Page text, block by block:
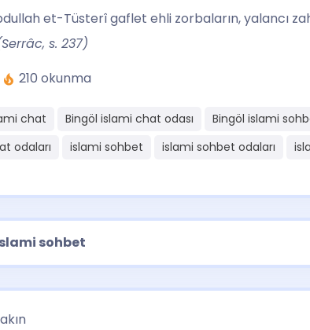
et-Tüsterî gaflet ehli zorbaların, yalancı
s. 237)
210 okunma
chat Bingöl islami chat odası Bingöl islami
odaları
islami sohbet islami sohbet odaları
sohbet